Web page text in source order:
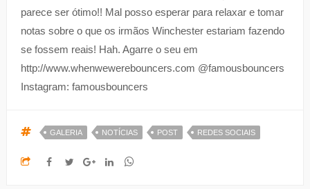
parece ser ótimo!! Mal posso esperar para relaxar e tomar
notas sobre o que os irmãos Winchester estariam fazendo
se fossem reais! Hah. Agarre o seu em
http://www.whenwewerebouncers.com @famousbouncers
Instagram: famousbouncers
GALERIA NOTÍCIAS POST REDES SOCIAIS